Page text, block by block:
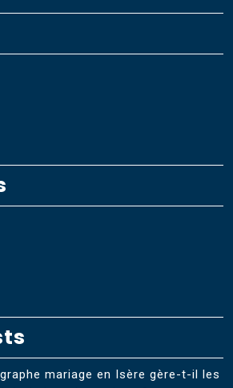
mariage en Isère gère-t-il les